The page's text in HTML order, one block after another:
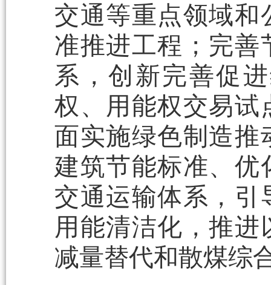
交通等重点领域和
准推进工程；完善
系，创新完善促
权、用能权交易试
面实施绿色制造推
建筑节能标准、优
交通运输体系，引
用能清洁化，推
减量替代和散煤综